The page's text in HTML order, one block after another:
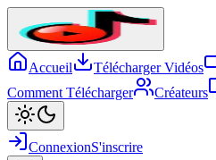
Accueil Télécharger Vidéos
Comment Télécharger
Créateurs
ConnexionS'inscrire